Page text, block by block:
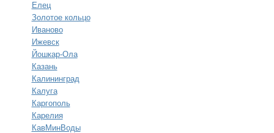
Елец
Золотое кольцо
Иваново
Ижевск
Йошкар-Ола
Казань
Калининград
Калуга
Каргополь
Карелия
КавМинВоды